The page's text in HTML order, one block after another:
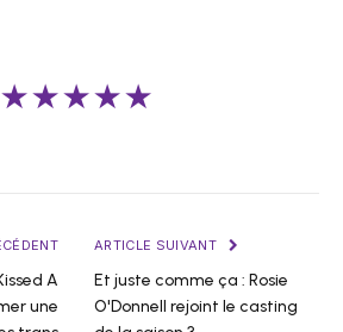
★★★★★
A
une
ARTICLE SUIVANT
Et juste comme ça : Rosie
O'Donnell rejoint le casting